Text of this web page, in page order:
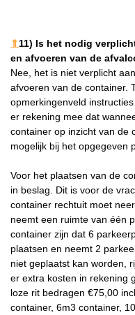
⇑11) Is het nodig
en afvoeren van de
Nee, het is niet verplicht
afvoeren van de container.
opmerkingenveld
er rekening mee dat
container op inzicht van de
mogelijk bij het opgegeven
Voor het plaatsen van de
in beslag. Dit is voor de
container rechtuit moet
neemt een ruimte van één
container zijn dat 6
plaatsen en neemt 2
niet geplaatst kan worden,
er extra kosten in rekening
loze rit bedragen €75,00
container, 6m3 container,